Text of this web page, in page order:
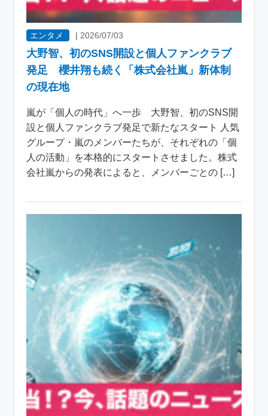
エンタメ | 2026/07/03
大野智、初のSNS開設と個人ファンクラブ
発足 櫻井翔も続く「株式会社嵐」新体制
の現在地
嵐が「個人の時代」へ一歩 大野智、初のSNS開
設と個人ファンクラブ発足で新たなスタート 人気
グループ・嵐のメンバーたちが、それぞれの「個
人の活動」を本格的にスタートさせました。株式
会社嵐からの発表によると、メンバーごとの […]